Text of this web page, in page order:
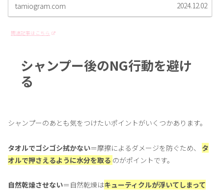
tamiogram.com 2024.12.02
関連記事はこちら
シャンプー後のNG行動を避け
る
シャンプーのあとも気をつけたいポイントがいくつかあります。
タオルでゴシゴシ拭かない＝摩擦によるダメージを防ぐため、 タ
オルで押さえるように水分を取る のがポイントです。
自然乾燥させない＝自然乾燥はキューティクルが浮いてしまって